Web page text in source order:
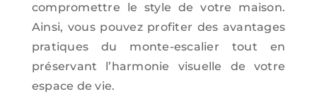
compromettre le style de votre maison.
Ainsi, vous pouvez profiter des avantages
pratiques du monte-escalier tout en
préservant l’harmonie visuelle de votre
espace de vie.